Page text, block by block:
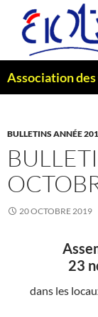
contenu
BULLETINS ANNÉE
20 OCTOBRE 2019
23
dans les